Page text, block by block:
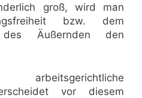
groß, wird man
bzw. dem
des Äußernden den
vor diesem